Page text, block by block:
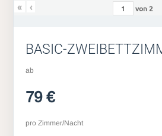
« ‹ von 2
BASIC-
ab
79 €
pro Zimmer/Nacht